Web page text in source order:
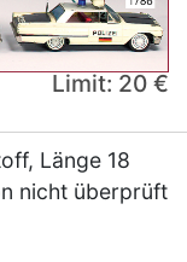
Limit: 20 €
Länge 18
nicht überprüft